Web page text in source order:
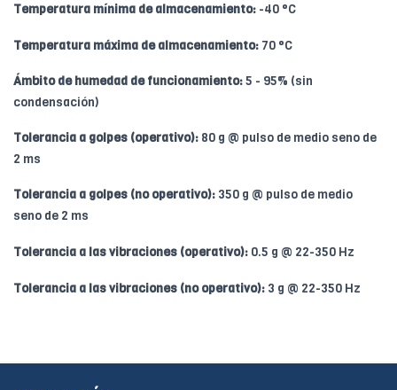
Temperatura mínima de almacenamiento: -40 °C
Temperatura máxima de almacenamiento: 70 °C
Ámbito de humedad de funcionamiento:5 - 95% (sin
condensación)
Tolerancia a golpes (operativo): 80 g @ pulso de medio seno de
2 ms
Tolerancia a golpes (no operativo): 350 g @ pulso de medio
seno de 2 ms
Tolerancia a las vibraciones (operativo): 0.5 g @ 22-350 Hz
Tolerancia a las vibraciones (no operativo): 3 g @ 22-350 Hz